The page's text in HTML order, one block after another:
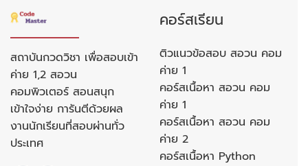
สถาบันกวดวิชา เพื่อสอบเข้า
ค่าย 1,2 สอวน
คอมพิวเตอร์ สอนสนุก
เข้าใจง่าย การันตีด้วยผล
งานนักเรียนที่สอบผ่านทั่ว
ประเทศ
คอร์สเรียน
ติวแนวข้อสอบ สอวน คอม
ค่าย 1
คอร์สเนื้อหา สอวน คอม
ค่าย 1
คอร์สเนื้อหา สอวน คอม
ค่าย 2
คอร์สเนื้อหา Python